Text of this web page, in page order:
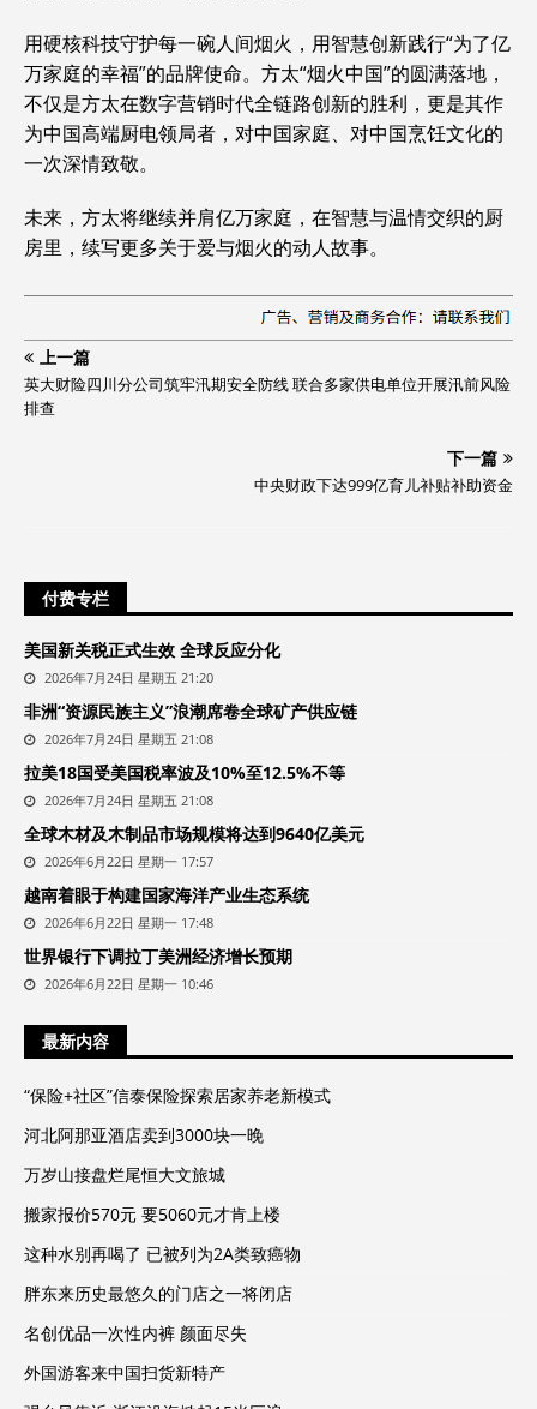
用硬核科技守护每一碗人间烟火，用智慧创新践行“为了亿
万家庭的幸福”的品牌使命。方太“烟火中国”的圆满落地，
不仅是方太在数字营销时代全链路创新的胜利，更是其作
为中国高端厨电领局者，对中国家庭、对中国烹饪文化的
一次深情致敬。
未来，方太将继续并肩亿万家庭，在智慧与温情交织的厨
房里，续写更多关于爱与烟火的动人故事。
上一篇
英大财险四川分公司筑牢汛期安全防线 联合多家供电单位开展汛前风险
排查
下一篇
中央财政下达999亿育儿补贴补助资金
付费专栏
美国新关税正式生效 全球反应分化
2026年7月24日 星期五 21:20
非洲“资源民族主义”浪潮席卷全球矿产供应链
2026年7月24日 星期五 21:08
拉美18国受美国税率波及10%至12.5%不等
2026年7月24日 星期五 21:08
全球木材及木制品市场规模将达到9640亿美元
2026年6月22日 星期一 17:57
越南着眼于构建国家海洋产业生态系统
2026年6月22日 星期一 17:48
世界银行下调拉丁美洲经济增长预期
2026年6月22日 星期一 10:46
最新内容
“保险+社区”信泰保险探索居家养老新模式
河北阿那亚酒店卖到3000块一晚
万岁山接盘烂尾恒大文旅城
搬家报价570元 要5060元才肯上楼
这种水别再喝了 已被列为2A类致癌物
胖东来历史最悠久的门店之一将闭店
名创优品一次性内裤 颜面尽失
外国游客来中国扫货新特产